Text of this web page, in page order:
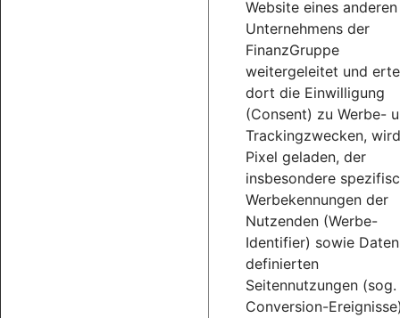
Website eines anderen
Unternehmens der
FinanzGruppe
weitergeleitet und
dort die Einwilligung
(Consent) zu Werbe-
Trackingzwecken,
Pixel geladen, der
insbesondere
Werbekennungen der
Nutzenden (Werbe-
Identifier) sowie
definierten
Seitennutzungen (sog.
Conversion-